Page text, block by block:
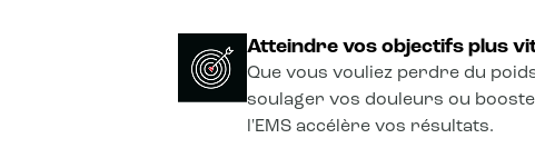
Atteindre vos objectifs plus
Que vous vouliez perdre du
soulager vos douleurs ou
l'EMS accélère vos résultats.